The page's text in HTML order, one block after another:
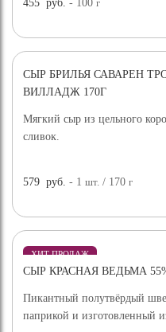
455 руб. - 100г
СЫР БРИЛЬЯ САВАРЕН
ВИЛЛАДЖ 170Г
Мягкий сыр из цельного
сливок.
579 руб. - 1шт. / 170г
ХИТ ПРОДАЖ
СЫР КРАСНАЯ ВЕДЬМА 55%
Пикантный полутвёрдый
паприкой и изготовленный